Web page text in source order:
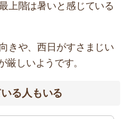
上階は暑いと感じている
きや、西日がすさまじい
厳しいようです。
る人もいる